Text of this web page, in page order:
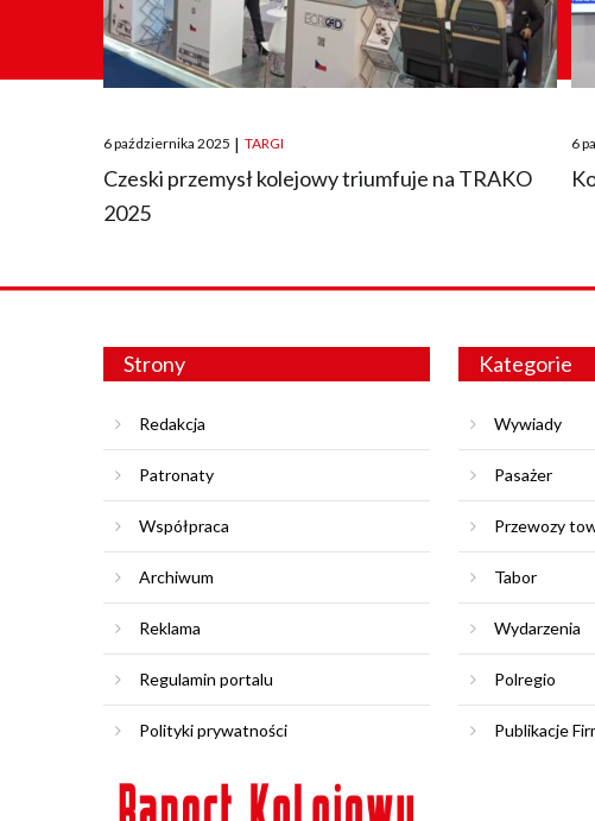
Posted
on
6 października 2025 | TARGI
Czeski przemysł kolejowy triumfuje na TRAKO
2025
on
6
Strony
Redakcja
Patronaty
Współpraca
Archiwum
Reklama
Regulamin portalu
Polityki prywatności
Kategorie
Wywiady
Pasażer
Przewozy
Tabor
Wydarzenia
Polregio
Publikacje